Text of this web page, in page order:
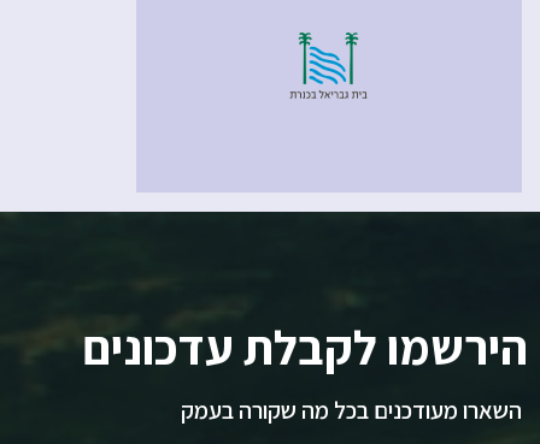
הירשמו לקבלת עדכונים
השארו מעודכנים בכל מה שקורה בעמק